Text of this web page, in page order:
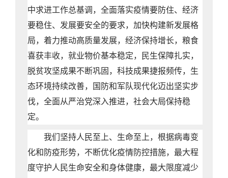
中求进工作总基调，全面落实疫情要防住、经济
要稳住、发展要安全的要求，加快构建新发展格
局，着力推动高质量发展，经济保持增长，粮食
喜获丰收，就业物价基本稳定，民生保障扎实，
脱贫攻坚成果不断巩固，科技成果捷报频传，生
态环境持续改善，国防和军队现代化迈出坚实步
伐，全面从严治党深入推进，社会大局保持稳
定。
我们坚持人民至上、生命至上，根据病毒变
化和防疫形势，不断优化疫情防控措施，最大程
度守护人民生命安全和身体健康，最大限度减少